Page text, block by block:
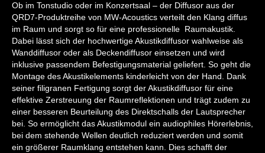
Ob im Tonstudio oder im Konzertsaal – der Diffusor aus der
QRD7-Produktreihe von MW-Acoustics verteilt den Klang diffus
im Raum und sorgt so für eine professionelle Raumakustik.
Dabei lässt sich der hochwertige Akustikdiffusor wahlweise als
Wanddiffusor oder als Deckendiffusor einsetzen und wird
inklusive passendem Befestigungsmaterial geliefert. So geht die
Montage des Akustikelements kinderleicht von der Hand. Dank
seiner filigranen Fertigung sorgt der Akustikdiffusor für eine
effektive Zerstreuung der Raumreflektionen und trägt zudem zu
einer besseren Beurteilung des Direktschalls der Lautsprecher
bei. So ermöglicht das Akustikmodul ein audiophiles Hörerlebnis,
bei dem stehende Wellen deutlich reduziert werden und somit
ein größerer Raumklang entstehen kann. Dies schafft der